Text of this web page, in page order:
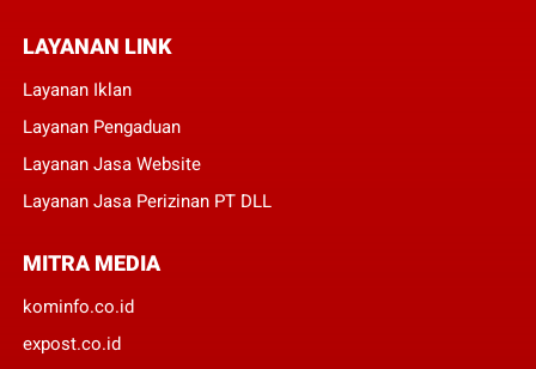
LAYANAN LINK
Layanan Iklan
Layanan Pengaduan
Layanan Jasa Website
Layanan Jasa Perizinan PT DLL
MITRA MEDIA
kominfo.co.id
expost.co.id